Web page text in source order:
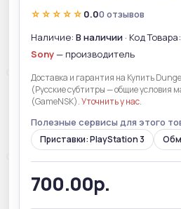
☆☆☆☆☆ 0.00 отзывов
Наличие: В наличии · Код Товара:
Sony— производитель
Доставка и гарантия на Купить
(Русские субтитры — общие условия
(GameNSK).Уточнить у нас.
Полезные сервисы для этого
Приставки: PlayStation 3
700.00р.